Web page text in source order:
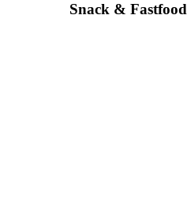
Snack & Fastfood